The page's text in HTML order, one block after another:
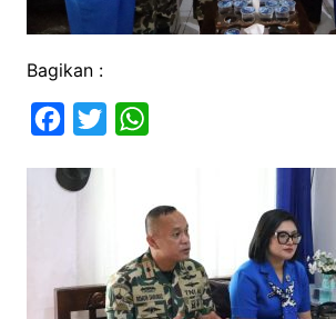
Bagikan :
c
o
e
t
s
A